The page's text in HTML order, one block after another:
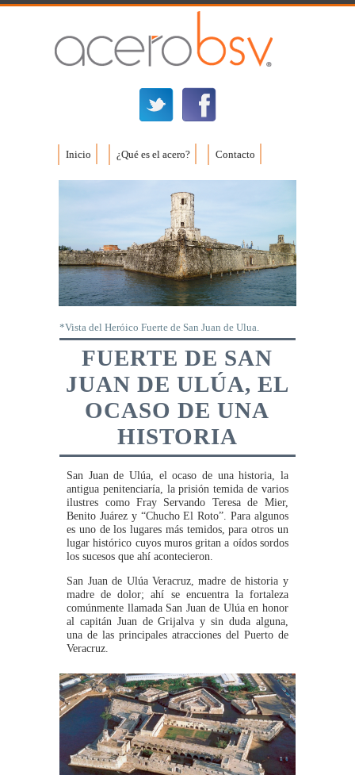
Inicio ¿Qué es el acero? Contacto
*Vista del Heróico Fuerte de San Juan de Ulua.
FUERTE DE SAN
JUAN DE ULÚA, EL
OCASO DE UNA
HISTORIA
San Juan de Ulúa, el ocaso de una historia, la
antigua penitenciaría, la prisión temida de varios
ilustres como Fray Servando Teresa de Mier,
Benito Juárez y “Chucho El Roto”. Para algunos
es uno de los lugares más temidos, para otros un
lugar histórico cuyos muros gritan a oídos sordos
los sucesos que ahí acontecieron.
San Juan de Ulúa Veracruz, madre de historia y
madre de dolor; ahí se encuentra la fortaleza
comúnmente llamada San Juan de Ulúa en honor
al capitán Juan de Grijalva y sin duda alguna,
una de las principales atracciones del Puerto de
Veracruz.